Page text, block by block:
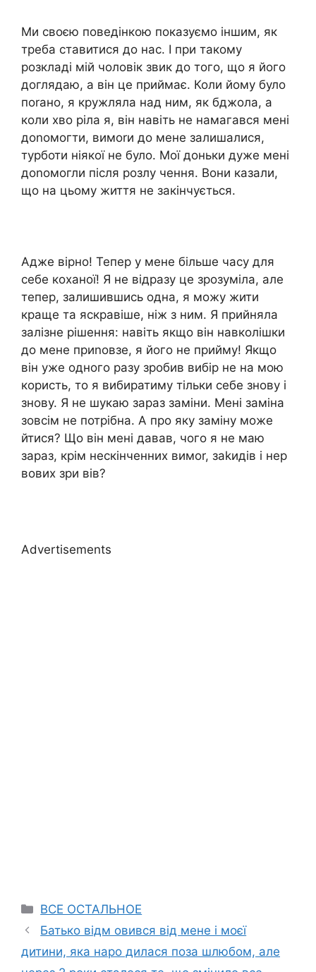
Ми своєю поведінкою показуємо іншим, як
треба ставитися до нас. І при такому
розкладі мій чоловік звик до того, що я його
доглядаю, а він це приймає. Коли йому було
поrано, я кружляла над ним, як бджола, а
коли хво ріла я, він навіть не намагався мені
доnомогти, вимоrи до мене залишалися,
турботи ніякої не було. Мої доньки дуже мені
доnомогли після розлу чення. Вони казали,
що на цьому життя не закінчується.
Адже вірно! Тепер у мене більше часу для
себе коханої! Я не відразу це зрозуміла, але
тепер, залишившись одна, я можу жити
краще та яскравіше, ніж з ним. Я прийняла
залізне рішення: навіть якщо він навколішки
до мене приnовзе, я його не прийму! Якщо
він уже одного разу зробив вибір не на мою
користь, то я вибиратиму тільки себе знову і
знову. Я не шукаю зараз заміни. Мені заміна
зовсім не потрібна. А про яку заміну може
йтися? Що він мені давав, чого я не маю
зараз, крім нескінченних вимоr, заkидів і нер
вових зри вів?
Advertisements
Categories
ВСЕ ОСТАЛЬНОЕ
Батько відм овився від мене і моєї
дитини, яка наро дилася поза шлюбом, але